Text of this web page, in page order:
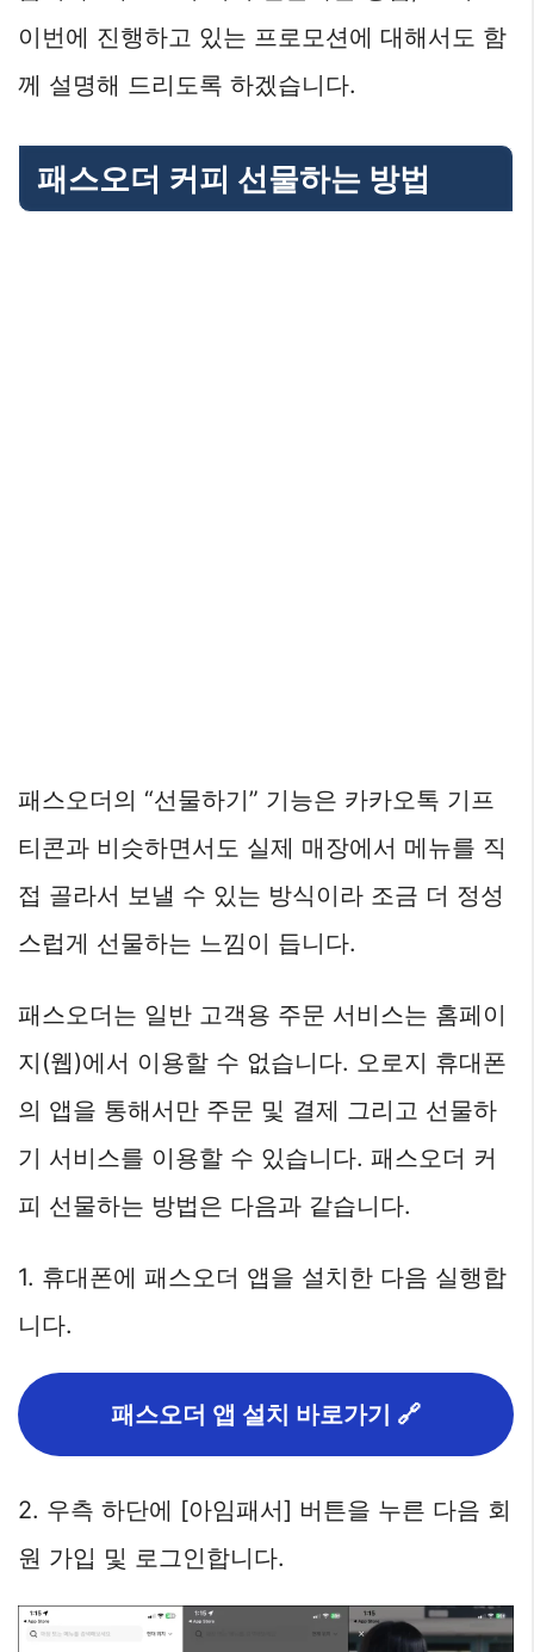
이번에 진행하고 있는 프로모션에 대해서도 함
께 설명해 드리도록 하겠습니다.
패스오더 커피 선물하는 방법
패스오더의 “선물하기” 기능은 카카오톡 기프
티콘과 비슷하면서도 실제 매장에서 메뉴를 직
접 골라서 보낼 수 있는 방식이라 조금 더 정성
스럽게 선물하는 느낌이 듭니다.
패스오더는 일반 고객용 주문 서비스는 홈페이
지(웹)에서 이용할 수 없습니다. 오로지 휴대폰
의 앱을 통해서만 주문 및 결제 그리고 선물하
기 서비스를 이용할 수 있습니다. 패스오더 커
피 선물하는 방법은 다음과 같습니다.
1. 휴대폰에 패스오더 앱을 설치한 다음 실행합
니다.
패스오더 앱 설치 바로가기 🔗
2. 우측 하단에 [아임패서] 버튼을 누른 다음 회
원 가입 및 로그인합니다.